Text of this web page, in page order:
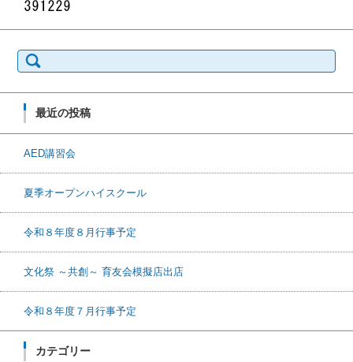
検索:
最近の投稿
AED講習会
夏季オープンハイスクール
令和８年度８月行事予定
文化祭 ～共創～ 育友会模擬店出店
令和８年度７月行事予定
カテゴリー